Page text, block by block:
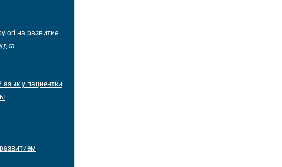
на развитие
у пациентки